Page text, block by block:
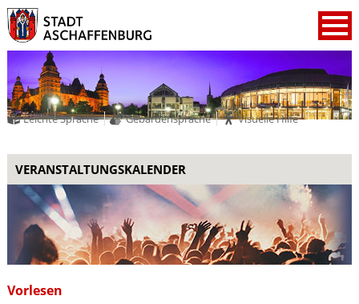
Leichte Sprache Gebärdensprache Visuelle Hilfe
VERANSTALTUNGSKALENDER
Vorlesen